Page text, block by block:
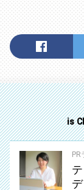
is